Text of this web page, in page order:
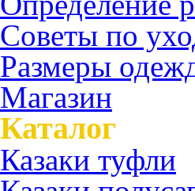
Советы по
Размеры
Магазин
Каталог
Казаки туфли